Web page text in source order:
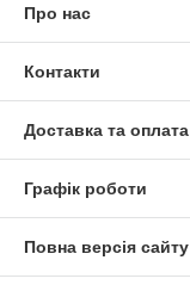
Про нас
Контакти
Доставка та оплата
Графік роботи
Повна версія сайту